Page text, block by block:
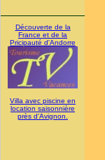
Découverte de la
France et de la
Pricipauté d'Andorre
Villa avec piscine en
location saisonnière
près d'Avignon.